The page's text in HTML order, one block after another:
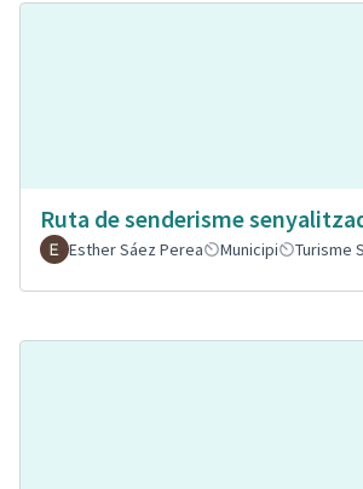
Ruta de senderisme
Esther Sáez Perea
Municipi Turisme